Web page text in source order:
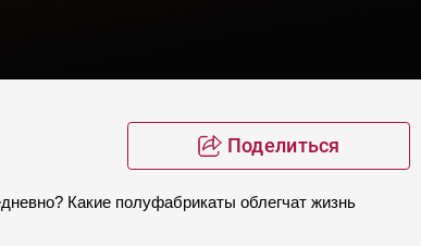
Поделиться
Какие полуфабрикаты облегчат жизнь